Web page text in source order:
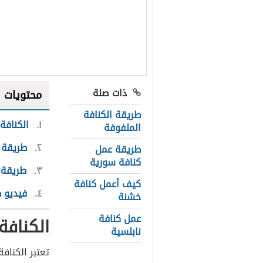
ذات صلة
طريقة الكنافة
الملفوفة
طريقة عمل
كنافة سورية
كيف أعمل كنافة
خشنة
عمل كنافة
نابلسية
محتويات
١
٢
٣
٤
تعتبر